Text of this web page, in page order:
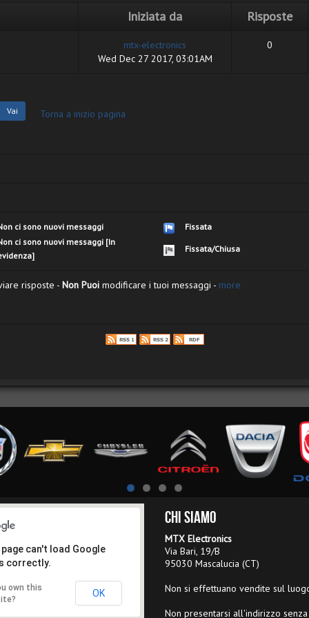
Iniziata da Risposte
mtx-electronics
Wed Dec 27 2017, 03:01AM
0
Torna a inizio pagina
ci sono nuovi messaggi
Fissata
ci sono nuovi messaggi [In
Fissata/Chiusa
risposte - Non Puoi modificare i tuoi messaggi - more
can't load Google
correctly.
own this
OK
Chi Siamo
MTX Electronics
Via Bari, 19/B
95030 Mascalucia (CT)
Non si effettuano vendite sul
Non presentarsi all'indirizzo senza